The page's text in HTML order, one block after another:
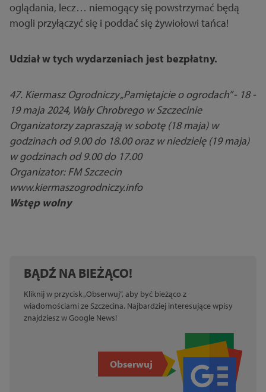
oglądania, lecz… niemogący się powstrzymać będą
mogli przyłączyć się i poddać się żywiołowi tańca!
Udział w tych wydarzeniach jest bezpłatny.
47. Kiermasz Ogrodniczy „Pamiętajcie o ogrodach” - 18 -
19 maja 2024, Wały Chrobrego w Szczecinie
Organizatorzy zapraszają w sobotę (18 maja) w
godzinach od 9.00 do 18.00 oraz w niedzielę (19 maja)
w godzinach od 9.00 do 17.00
Organizator: FM Szczecin
www.kiermaszogrodniczy.info
Wstęp wolny
BĄDŹ NA BIEŻĄCO!
Kliknij w przycisk „Obserwuj”, aby być bieżąco z
wiadomościami ze Szczecina. Najbardziej interesujące wpisy
znajdziesz w Google News!
Obserwuj